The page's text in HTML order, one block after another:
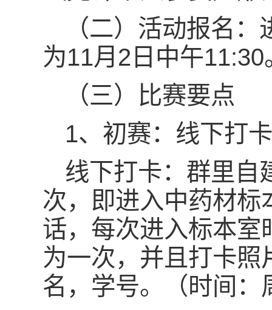
（二）活动报名
为11月2日中午11:30
（三）比赛要点
1、初赛：线下打
线下打卡：群里自
次，即进入中药材
话，每次进入标本室
为一次，并且打卡
名，学号。（时间